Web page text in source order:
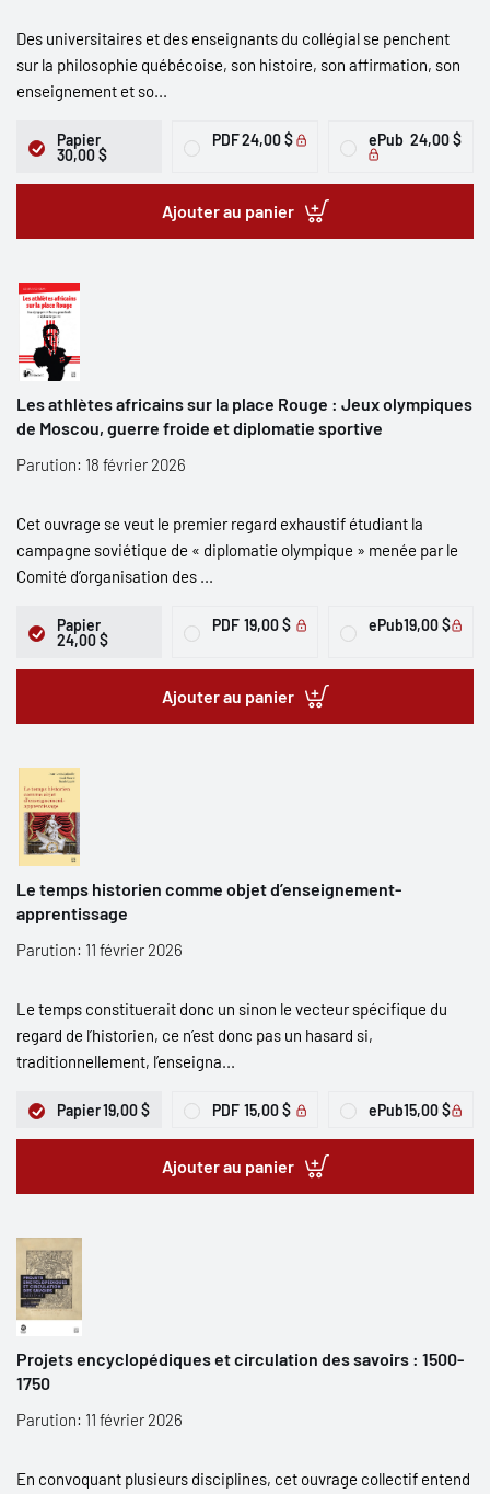
Des universitaires et des enseignants du collégial se penchent
sur la philosophie québécoise, son histoire, son affirmation, son
enseignement et so...
Papier
30,00 $
PDF24,00 $ ePub 24,00 $
Ajouter au panier
Les athlètes africains sur la place Rouge : Jeux olympiques
de Moscou, guerre froide et diplomatie sportive
Parution: 18 février 2026
Cet ouvrage se veut le premier regard exhaustif étudiant la
campagne soviétique de « diplomatie olympique » menée par le
Comité d’organisation des ...
Papier
24,00 $
PDF 19,00 $ ePub19,00 $
Ajouter au panier
Le temps historien comme objet d’enseignement-
apprentissage
Parution: 11 février 2026
Le temps constituerait donc un sinon le vecteur spécifique du
regard de l’historien, ce n’est donc pas un hasard si,
traditionnellement, l’enseigna...
Papier19,00 $ PDF 15,00 $ ePub15,00 $
Ajouter au panier
Projets encyclopédiques et circulation des savoirs : 1500-
1750
Parution: 11 février 2026
En convoquant plusieurs disciplines, cet ouvrage collectif entend